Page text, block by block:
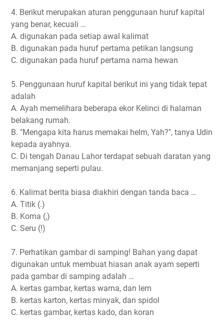
4. Berikut merupakan aturan penggunaan huruf kapital
yang benar, kecuali …
A. digunakan pada setiap awal kalimat
B. digunakan pada huruf pertama petikan langsung
C. digunakan pada huruf pertama nama hewan
5. Penggunaan huruf kapital berikut ini yang tidak tepat
adalah
A. Ayah memelihara beberapa ekor Kelinci di halaman
belakang rumah.
B. "Mengapa kita harus memakai helm, Yah?", tanya Udin
kepada ayahnya.
C. Di tengah Danau Lahor terdapat sebuah daratan yang
memanjang seperti pulau.
6. Kalimat berita biasa diakhiri dengan tanda baca …
A. Titik (.)
B. Koma (,)
C. Seru (!)
7. Perhatikan gambar di samping! Bahan yang dapat
digunakan untuk membuat hiasan anak ayam seperti
pada gambar di samping adalah …
A. kertas gambar, kertas warna, dan lem
B. kertas karton, kertas minyak, dan spidol
C. kertas gambar, kertas kado, dan koran